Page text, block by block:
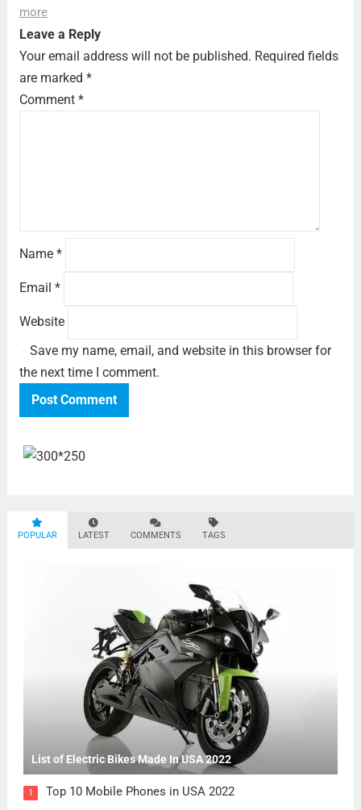
more
Leave a Reply
Your email address will not be published. Required fields
are marked *
Comment *
Name *
Email *
Website
Save my name, email, and website in this browser for
the next time I comment.
POPULAR LATEST COMMENTS TAGS
List of Electric Bikes Made In USA 2022
1 Top 10 Mobile Phones in USA 2022